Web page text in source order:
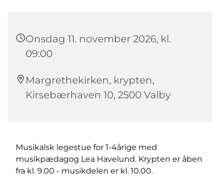
Onsdag 11. november 2026, kl.
09:00
Margrethekirken, krypten,
Kirsebærhaven 10, 2500 Valby
Musikalsk legestue for 1-4årige med
musikpædagog Lea Havelund. Krypten er åben
fra kl. 9.00 - musikdelen er kl. 10.00.